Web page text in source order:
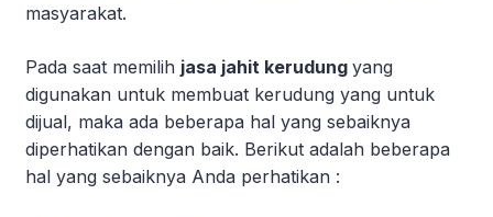
masyarakat.
Pada saat memilih jasa jahit kerudung yang
digunakan untuk membuat kerudung yang untuk
dijual, maka ada beberapa hal yang sebaiknya
diperhatikan dengan baik. Berikut adalah beberapa
hal yang sebaiknya Anda perhatikan :